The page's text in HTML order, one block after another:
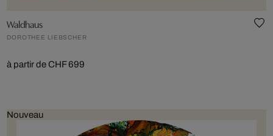
Waldhaus
DOROTHEE LIEBSCHER
à partir de CHF 699
Nouveau